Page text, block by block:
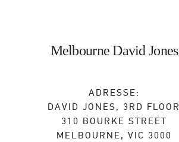
Melbourne David Jones
ADRESSE:
DAVID JONES, 3RD FLOOR
310 BOURKE STREET
MELBOURNE, VIC 3000